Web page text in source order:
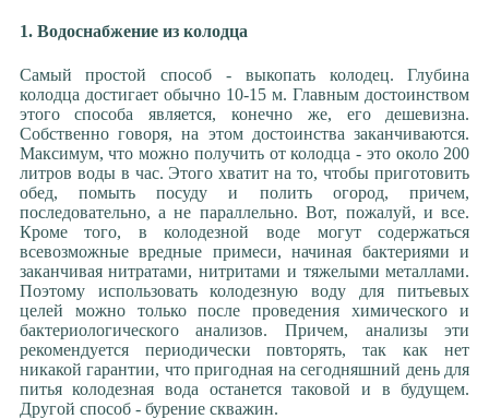
Железная вода из скважины
Подземные воды МО
Оценка экологического статуса
Питьевая вода - ПДК
Показатели качества воды
УФ обеззараживание воды
*** Благоустройство
Доступные радости
Фонтаны, водопады и насосы
Тепловые насосы
Отопление и ГВС
Канализация и цивилизация
1. Водоснабжение из колодца
Самый простой способ - выкопать колодец. Глубина
колодца достигает обычно 10-15 м. Главным достоинством
этого способа является, конечно же, его дешевизна.
Собственно говоря, на этом достоинства заканчиваются.
Максимум, что можно получить от колодца - это около 200
литров воды в час. Этого хватит на то, чтобы приготовить
обед, помыть посуду и полить огород, причем,
последовательно, а не параллельно. Вот, пожалуй, и все.
Кроме того, в колодезной воде могут содержаться
всевозможные вредные примеси, начиная бактериями и
заканчивая нитратами, нитритами и тяжелыми металлами.
Поэтому использовать колодезную воду для питьевых
целей можно только после проведения химического и
бактериологического анализов. Причем, анализы эти
рекомендуется периодически повторять, так как нет
никакой гарантии, что пригодная на сегодняшний день для
питья колодезная вода останется таковой и в будущем.
Другой способ - бурение скважин.